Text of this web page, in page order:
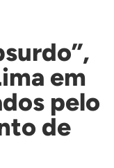
em
pelo
de